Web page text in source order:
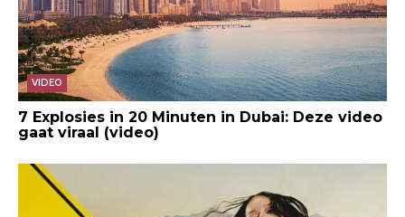
VIDEO
7 Explosies in 20 Minuten in Dubai: Deze video
gaat viraal (video)